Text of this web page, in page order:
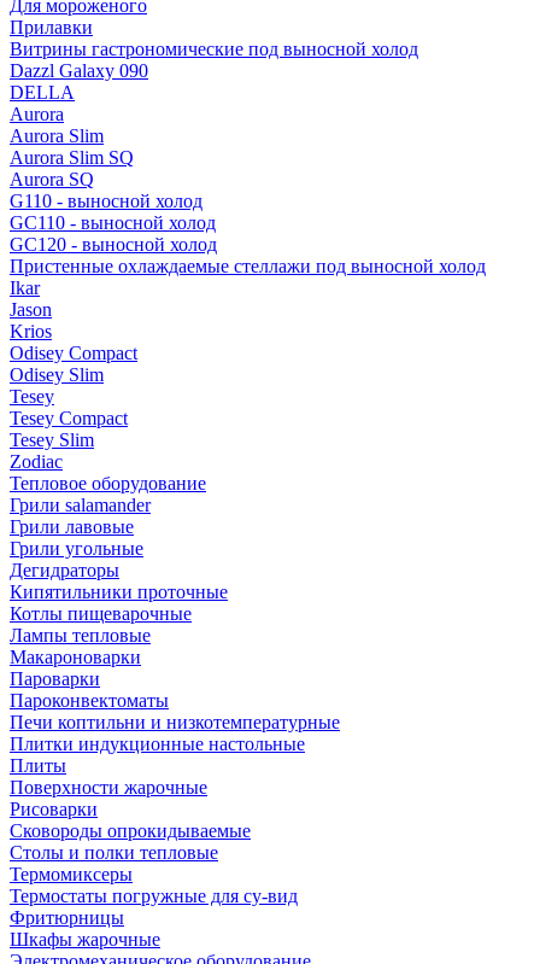
Для мороженого
Прилавки
Витрины гастрономические под выносной холод
Dazzl Galaxy 090
DELLA
Aurora
Aurora Slim
Aurora Slim SQ
Aurora SQ
G110 - выносной холод
GC110 - выносной холод
GC120 - выносной холод
Пристенные охлаждаемые стеллажи под выносной холод
Ikar
Jason
Krios
Odisey Compact
Odisey Slim
Tesey
Tesey Compact
Tesey Slim
Zodiac
Тепловое оборудование
Грили salamander
Грили лавовые
Грили угольные
Дегидраторы
Кипятильники проточные
Котлы пищеварочные
Лампы тепловые
Макароноварки
Пароварки
Пароконвектоматы
Печи коптильни и низкотемпературные
Плитки индукционные настольные
Плиты
Поверхности жарочные
Рисоварки
Сковороды опрокидываемые
Столы и полки тепловые
Термомиксеры
Термостаты погружные для су-вид
Фритюрницы
Шкафы жарочные